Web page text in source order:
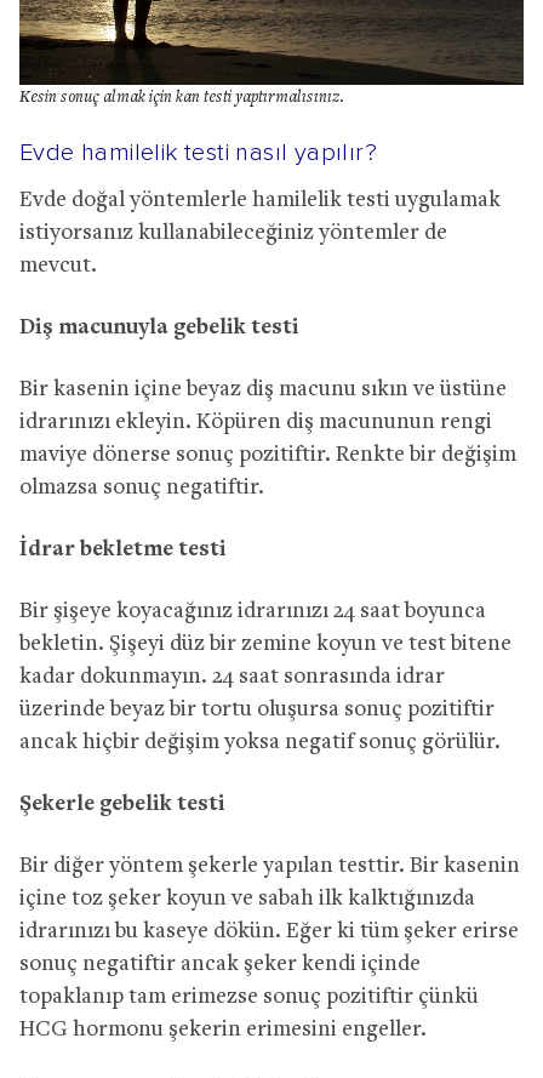
Kesin sonuç almak için kan testi yaptırmalısınız.
Evde hamilelik testi nasıl yapılır?
Evde doğal yöntemlerle hamilelik testi uygulamak
istiyorsanız kullanabileceğiniz yöntemler de
mevcut.
Diş macunuyla gebelik testi
Bir kasenin içine beyaz diş macunu sıkın ve üstüne
idrarınızı ekleyin. Köpüren diş macununun rengi
maviye dönerse sonuç pozitiftir. Renkte bir değişim
olmazsa sonuç negatiftir.
İdrar bekletme testi
Bir şişeye koyacağınız idrarınızı 24 saat boyunca
bekletin. Şişeyi düz bir zemine koyun ve test bitene
kadar dokunmayın. 24 saat sonrasında idrar
üzerinde beyaz bir tortu oluşursa sonuç pozitiftir
ancak hiçbir değişim yoksa negatif sonuç görülür.
Şekerle gebelik testi
Bir diğer yöntem şekerle yapılan testtir. Bir kasenin
içine toz şeker koyun ve sabah ilk kalktığınızda
idrarınızı bu kaseye dökün. Eğer ki tüm şeker erirse
sonuç negatiftir ancak şeker kendi içinde
topaklanıp tam erimezse sonuç pozitiftir çünkü
HCG hormonu şekerin erimesini engeller.